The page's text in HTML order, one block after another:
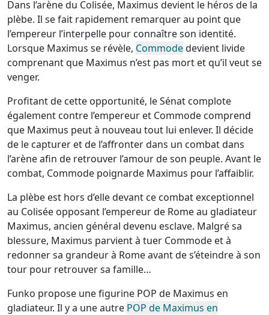
Dans l’arène du Colisée, Maximus devient le héros de la
plèbe. Il se fait rapidement remarquer au point que
l’empereur l’interpelle pour connaître son identité.
Lorsque Maximus se révèle, Commodedevient livide
comprenant que Maximus n’est pas mort et qu’il veut se
venger.
Profitant de cette opportunité, le Sénat complote
également contre l’empereur et Commode comprend
que Maximus peut à nouveau tout lui enlever. Il décide
de le capturer et de l’affronter dans un combat dans
l’arène afin de retrouver l’amour de son peuple. Avant le
combat, Commode poignarde Maximus pour l’affaiblir.
La plèbe est hors d’elle devant ce combat exceptionnel
au Colisée opposant l’empereur de Rome au gladiateur
Maximus, ancien général devenu esclave. Malgré sa
blessure, Maximus parvient à tuer Commode et à
redonner sa grandeur à Rome avant de s’éteindre à son
tour pour retrouver sa famille…
Funko propose une figurine POP de Maximus en
gladiateur. Il y a une autre POP de Maximus en